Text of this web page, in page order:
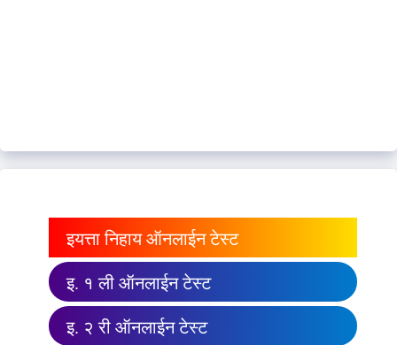
इयत्ता निहाय ऑनलाईन टेस्ट
इ. १ ली ऑनलाईन टेस्ट
इ. २ री ऑनलाईन टेस्ट